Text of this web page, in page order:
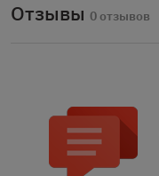
Отзывы 0 отзывов